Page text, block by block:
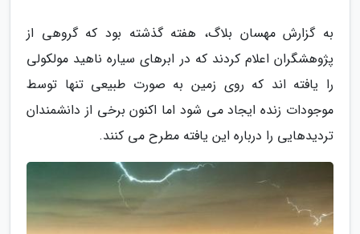
به گزارش مهسان بلاگ، هفته گذشته بود که گروهی از
پژوهشگران اعلام کردند که در ابرهای سیاره ناهید مولکولی
را یافته اند که روی زمین به صورت طبیعی تنها توسط
موجودات زنده ایجاد می شود اما اکنون برخی از دانشمندان
تردیدهایی را درباره این یافته مطرح می کنند.